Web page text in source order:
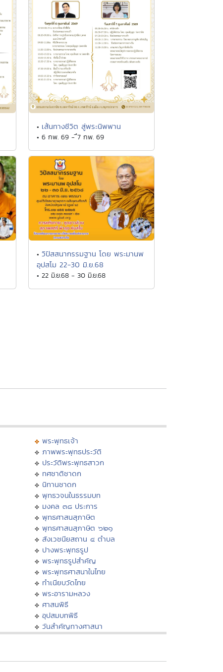
• เส้นทางชีวิต สู่พระนิพพาน
• 6 กพ. 69 - ึ7 กพ. 69
• วิปัสสนากรรมฐาน โดย พระมานพ
อุปสโม 22-30 มิ.ย.68
• 22 มิ.ย.68 - 30 มิ.ย.68
พระพุทธเจ้า
ภาพพระพุทธประวัติ
ประวัติพระพุทธสาวก
ทศชาติชาดก
นิทานชาดก
พุทธวจนในธรรมบท
มงคล ๓๘ ประการ
พุทธศาสนสุภาษิต
พุทธศาสนสุภาษิต ๖๒๑
สังเวชนียสถาน ๔ ตำบล
ปางพระพุทธรูป
พระพุทธรูปสำคัญ
พระพุทธศาสนาในไทย
ทำเนียบวัดไทย
พระอารามหลวง
ศาสนพิธี
อุปสมบทพิธี
วันสำคัญทางศาสนา